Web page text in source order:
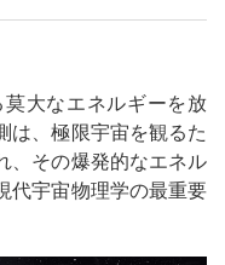
大なエネルギーを放
は、極限宇宙を観るた
、その爆発的なエネル
代宇宙物理学の最重要